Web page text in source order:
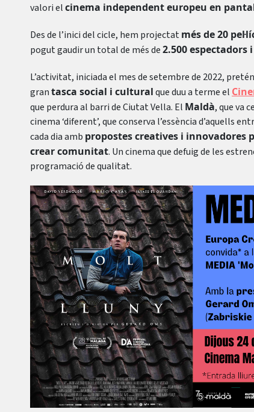
valori elcinema independent europeu en
Des de l’inici del cicle, hem projectatmés de 20
pogut gaudir un total de més de2.500 espectadors
L’activitat, iniciada el mes de setembre de 2022,
grantasca social i culturalque duu a terme el
que perdura al barri de Ciutat Vella. El Maldà, que va
cinema ‘diferent’, que conserva l’essència d’aquells
cada dia amb propostes creatives i innovadores
crear comunitat. Un cinema que defuig de les
programació de qualitat.